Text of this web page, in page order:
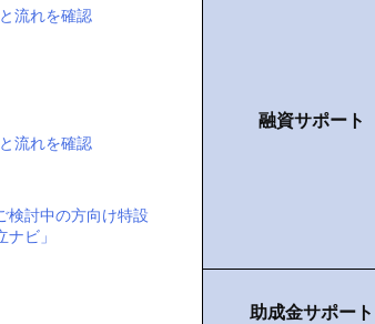
融資サポート
助成金サポート
流れを確認
流れを確認
検討中の方向け特設
ビ」